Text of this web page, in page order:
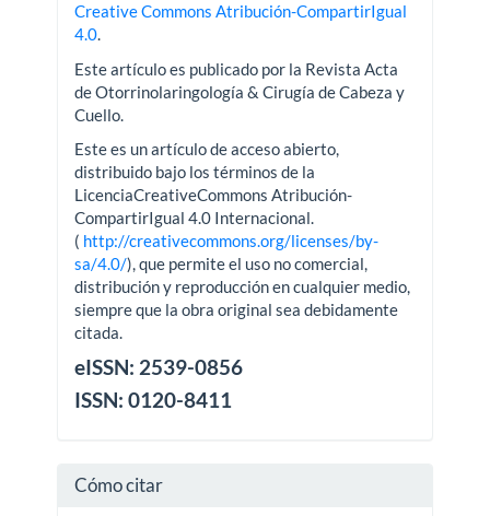
Creative Commons Atribución-CompartirIgual
4.0.
Este artículo es publicado por la Revista Acta
de Otorrinolaringología & Cirugía de Cabeza y
Cuello.
Este es un artículo de acceso abierto,
distribuido bajo los términos de la
LicenciaCreativeCommons Atribución-
CompartirIgual 4.0 Internacional.
( http://creativecommons.org/licenses/by-
sa/4.0/), que permite el uso no comercial,
distribución y reproducción en cualquier medio,
siempre que la obra original sea debidamente
citada.
eISSN: 2539-0856
ISSN: 0120-8411
Cómo citar